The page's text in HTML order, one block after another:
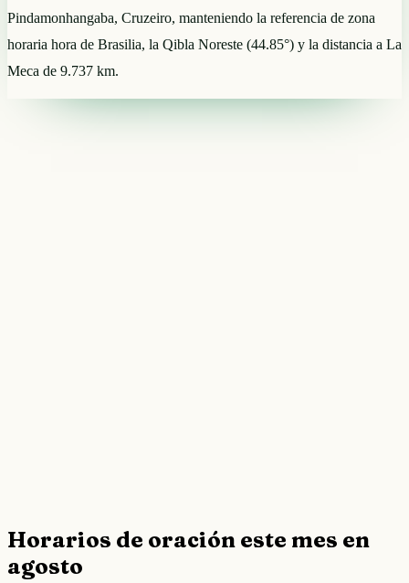
Pindamonhangaba, Cruzeiro, manteniendo la referencia de zona
horaria hora de Brasilia, la Qibla Noreste (44.85°) y la distancia a La
Meca de 9.737 km.
Horarios de oración este mes en
agosto